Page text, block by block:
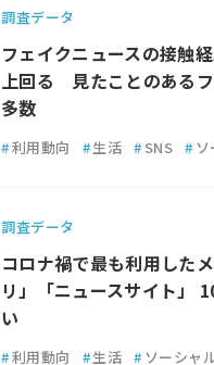
調査データ
フェイクニュースの接触
上回る 見たことのある
多数
#利用動向 #生活 # SNS #
調査データ
コロナ禍で最も利用した
リ」「ニュースサイト」
い
#利用動向 #生活 # ソーシャ